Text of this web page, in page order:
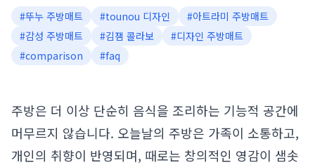
#뚜누 주방매트 #tounou 디자인 #아트라미 주방매트
#감성 주방매트 #김잼 콜라보 #디자인 주방매트
#comparison #faq
주방은 더 이상 단순히 음식을 조리하는 기능적 공간에
머무르지 않습니다. 오늘날의 주방은 가족이 소통하고,
개인의 취향이 반영되며, 때로는 창의적인 영감이 샘솟